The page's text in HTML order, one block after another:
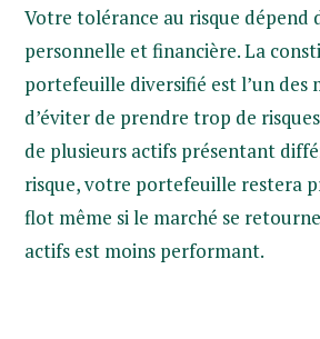
Votre tolérance au risque dépend
personnelle et financière. La
portefeuille diversifié est l’un des
d’éviter de prendre trop de
de plusieurs actifs présentant
risque, votre portefeuille restera
flot même si le marché se
actifs est moins performant.